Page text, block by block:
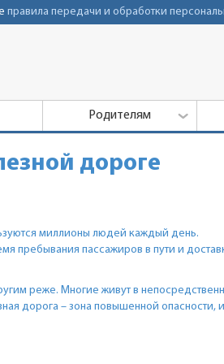
правила передачи и обработки
Родителям
дороге
миллионы людей каждый день.
пребывания пассажиров в пути и
реже. Многие живут в
дорога – зона повышенной опасности, и